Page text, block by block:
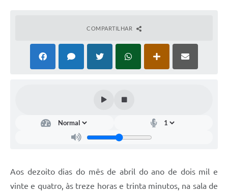
COMPARTILHAR
Aos dezoito dias do mês de abril do ano de dois mil e
vinte e quatro, às treze horas e trinta minutos, na sala de